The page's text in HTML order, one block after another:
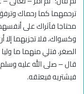
ترحمهما كما رحماك
محتاجا فآثراك على
وكسواك، فلا تجزيهما إلا
الصغر، فتلي منهما ما
قال – صلى الله عليه
فيشتريه فيعتقه.